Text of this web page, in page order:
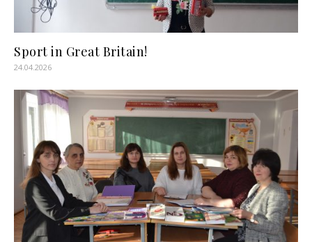
Sport in Great Britain!
24.04.2026